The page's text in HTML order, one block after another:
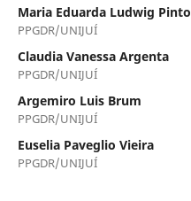
Maria Eduarda Ludwig Pinto
PPGDR/UNIJUÍ
Claudia Vanessa Argenta
PPGDR/UNIJUÍ
Argemiro Luis Brum
PPGDR/UNIJUÍ
Euselia Paveglio Vieira
PPGDR/UNIJUÍ